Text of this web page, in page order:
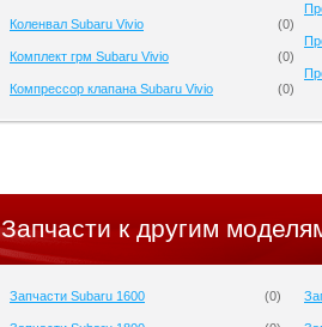
Коленвал Subaru Vivio (0)
Комплект грм Subaru Vivio (0)
Компрессор клапана Subaru Vivio (0)
Запчасти к другим
Запчасти Subaru 1600 (0)